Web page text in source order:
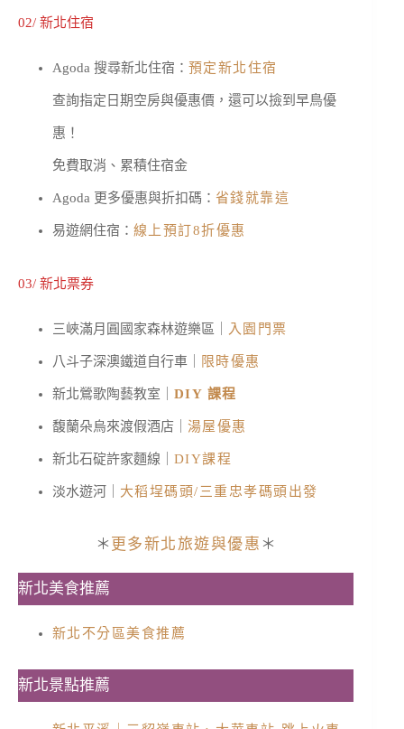
02/ 新北住宿
Agoda 搜尋新北住宿： 預定新北住宿
查詢指定日期空房與優惠價，還可以撿到早鳥優
惠！
免費取消、累積住宿金
Agoda 更多優惠與折扣碼： 省錢就靠這
易遊網住宿： 線上預訂8折優惠
03/ 新北票券
三峽滿月圓國家森林遊樂區｜ 入園門票
八斗子深澳鐵道自行車｜ 限時優惠
新北鶯歌陶藝教室｜ DIY 課程
馥蘭朵烏來渡假酒店｜ 湯屋優惠
新北石碇許家麵線｜ DIY課程
淡水遊河｜ 大稻埕碼頭/三重忠孝碼頭出發
＊更多新北旅遊與優惠 ＊
新北美食推薦
新北不分區美食推薦
新北景點推薦